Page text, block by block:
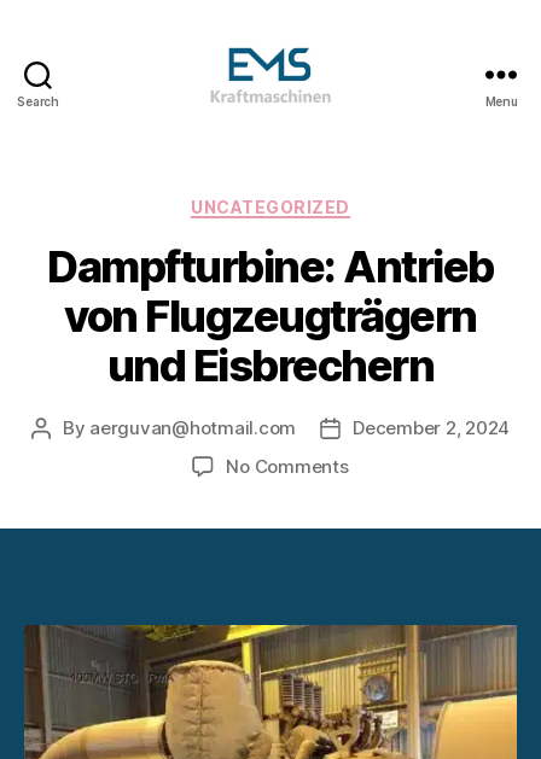
Search
&
Anlagen
&
Holzvergasungsanlagen
Menu
Categories
UNCATEGORIZED
Dampfturbine: Antrieb
von Flugzeugträgern
und Eisbrechern
Post
By aerguvan@hotmail.com
Post
date
December 2, 2024
No Commentson
Eisbrechern